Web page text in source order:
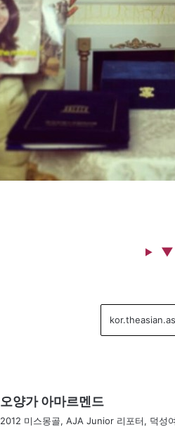
▼
오양가 아마르멘드
2012 미스몽골, AJA Junior 리포터, 덕성